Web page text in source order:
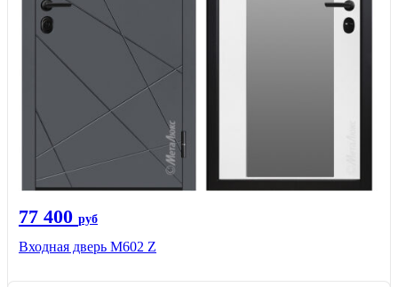
77 400 руб
Входная дверь М602 Z